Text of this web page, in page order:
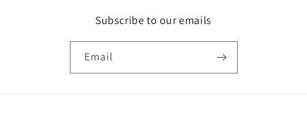
Subscribe to our emails
Email